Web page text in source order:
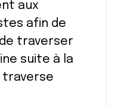
aux
afin de
traverser
suite à la
traverse